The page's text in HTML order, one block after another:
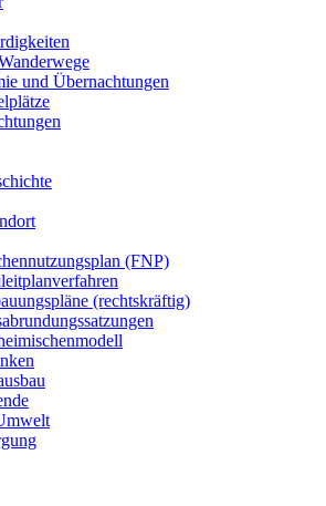
und Übernachtungen
(FNP)
(rechtskräftig)